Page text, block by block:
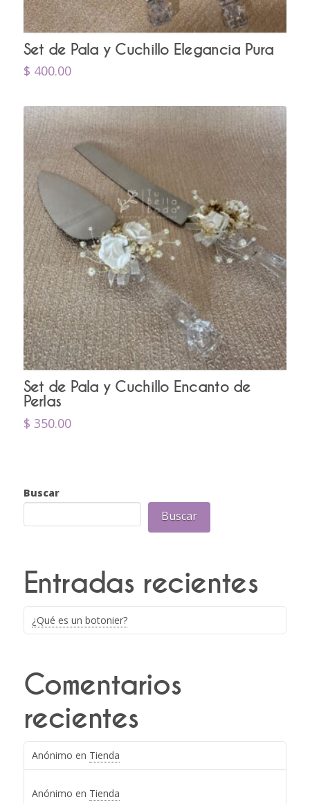
Set de Pala y Cuchillo Elegancia Pura
$ 400.00
Set de Pala y Cuchillo Encanto de
Perlas
$ 350.00
Buscar
Buscar
Entradas recientes
¿Qué es un botonier?
Comentarios
recientes
Anónimo en Tienda
Anónimo en Tienda